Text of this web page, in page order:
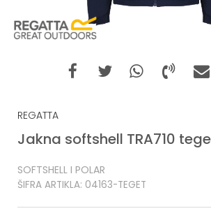
REGATTA
Jakna softshell TRA710
SOFTSHELL I POLAR
ŠIFRA ARTIKLA: 04163-TEGET